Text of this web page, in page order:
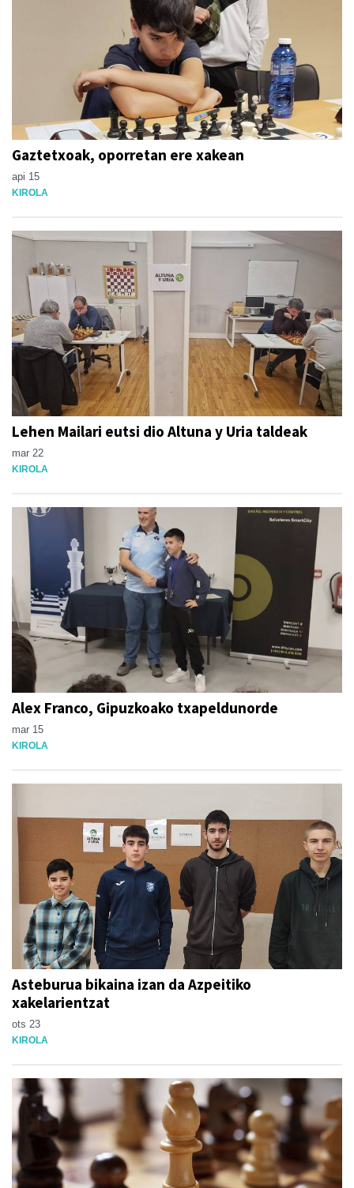
Gaztetxoak, oporretan ere xakean
api 15
KIROLA
Lehen Mailari eutsi dio Altuna y Uria taldeak
mar 22
KIROLA
Alex Franco, Gipuzkoako txapeldunorde
mar 15
KIROLA
Asteburua bikaina izan da Azpeitiko
xakelarientzat
ots 23
KIROLA